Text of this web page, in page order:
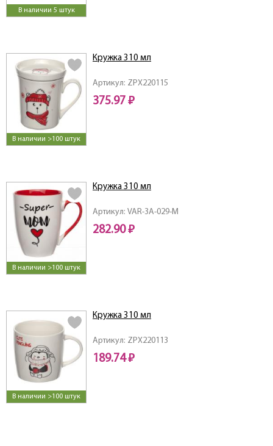
В наличии 5 штук
В наличии >100 штук
Артикул: ZPX220115
Кружка 310 мл
375.97 ₽
В наличии >100 штук
Артикул: VAR-3A-029-M
Кружка 310 мл
282.90 ₽
В наличии >100 штук
Артикул: ZPX220113
Кружка 310 мл
189.74 ₽